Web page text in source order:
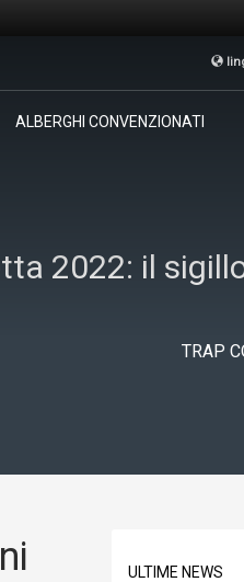
TRAP
ALBERGHI CONVENZIONATI
2022: il
TRAP
ULTIME NEWS